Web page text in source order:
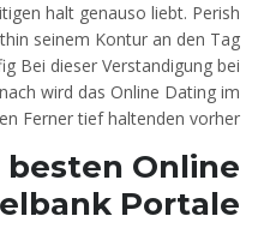
halt genauso liebt. Perish
seinem Kontur an den Tag
Bei dieser Verstandigung bei
wird das Online Dating im
Ferner tief haltenden vorher.
besten Online
Portale